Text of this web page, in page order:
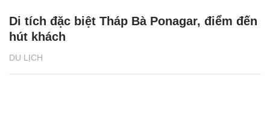
DU LỊCH
Di tích đặc biệt Tháp Bà Ponagar, điểm đến
hút khách